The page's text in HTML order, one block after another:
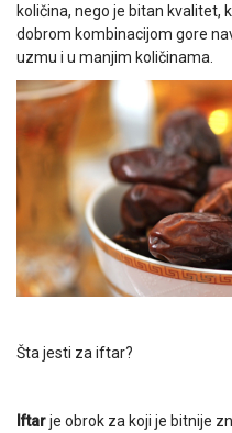
količina, nego je bitan kvalitet,
dobrom kombinacijom gore
uzmu i u manjim količinama.
Šta jesti za iftar?
Iftarje obrok za koji je bitnije